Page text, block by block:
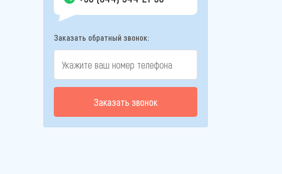
Заказать обратный звонок:
Заказать звонок